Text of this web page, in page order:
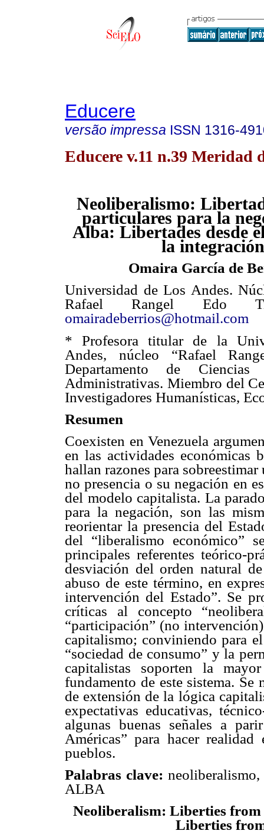
Educere
versão impressa ISSN 1316-
Educere v.11 n.39 Meridad
Neoliberalismo:
particulares para la
Alba: Libertades desde
la
Omaira García de
Universidad de Los Andes.
Rafael Rangel Edo
omairadeberrios@hotmail.com
* Profesora titular de la
Andes, núcleo “Rafael
Departamento de
Administrativas. Miembro del
Investigadores Humanísticas,
Resumen
Coexisten en Venezuela
en las actividades económicas
hallan razones para
no presencia o su negación en
del modelo capitalista. La
para la negación, son las
reorientar la presencia del
del “liberalismo económico”
principales referentes teórico-
desviación del orden natural
abuso de este término, en
intervención del Estado”. Se
críticas al concepto
“participación” (no
capitalismo; conviniendo para
“sociedad de consumo” y la
capitalistas soporten la
fundamento de este sistema.
de extensión de la lógica
expectativas educativas,
algunas buenas señales a
Américas” para hacer
pueblos.
Palabras clave:
ALBA
Neoliberalism: Liberties
Liberties